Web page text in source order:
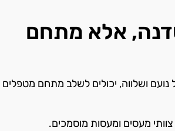
אלא מתחם
ושלווה, יכולים לשלב מתחם מטפלים
מעסים ומעסות מוסמכים.